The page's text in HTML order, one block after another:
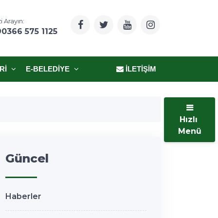
Arayın:
575 1125
E-BELEDIYE İLETIŞIM
Güncel
Haberler
Hızlı
Menü